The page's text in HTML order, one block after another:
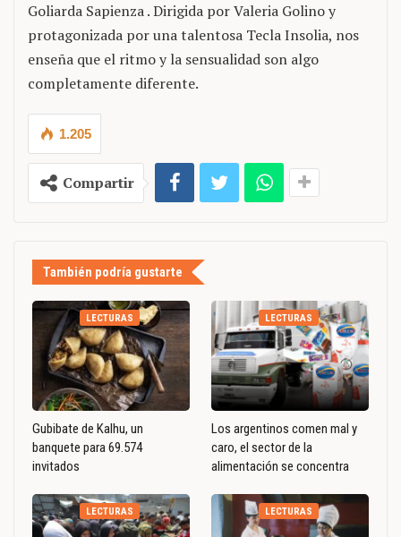
Goliarda Sapienza . Dirigida por Valeria Golino y
protagonizada por una talentosa Tecla Insolia, nos
enseña que el ritmo y la sensualidad son algo
completamente diferente.
1.205
Compartir
También podría gustarte
LECTURAS
Gubibate de Kalhu, un
banquete para 69.574
invitados
LECTURAS
Los argentinos comen mal y
caro, el sector de la
alimentación se concentra
LECTURAS LECTURAS